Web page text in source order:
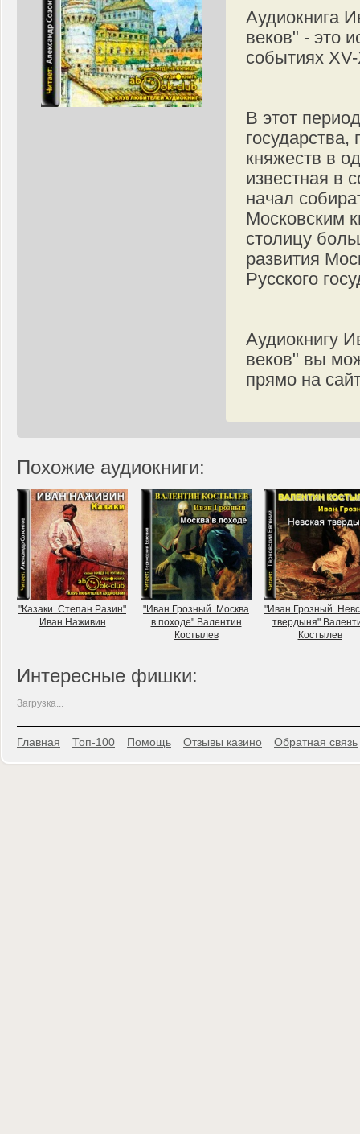
Аудиокнига
веков" - это
событиях
В этот
княжеств в
известная в
начал
Московским
столицу
развития
Русского
Аудиокнигу
веков" вы
прямо на
Похожие аудиокниги:
"Казаки. Степан Разин"
Иван Наживин
"Иван Грозный. Москва
в походе" Валентин
Костылев
"Иван Грозный.
твердыня"
Костылев
Интересные фишки:
Загрузка...
Главная Топ-100 Помощь Отзывы казино Обратная связь